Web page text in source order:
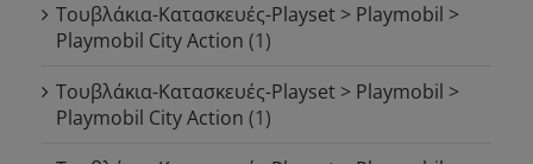
Τουβλάκια-Κατασκευές-Playset > Playmobil >
Playmobil City Action (1)
Τουβλάκια-Κατασκευές-Playset > Playmobil >
Playmobil City Action (1)